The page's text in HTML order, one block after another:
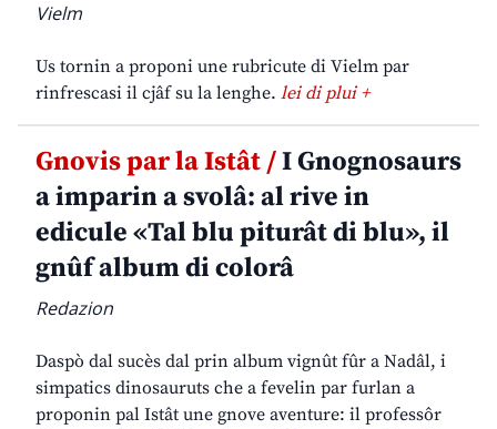
Vielm
Us tornin a proponi une rubricute di Vielm par
rinfrescasi il cjâf su la lenghe. lei di plui +
Gnovis par la Istât /I Gnognosaurs
a imparin a svolâ: al rive in
edicule «Tal blu piturât di blu», il
gnûf album di colorâ
Redazion
Daspò dal sucès dal prin album vignût fûr a Nadâl, i
simpatics dinosauruts che a fevelin par furlan a
proponin pal Istât une gnove aventure: il professôr